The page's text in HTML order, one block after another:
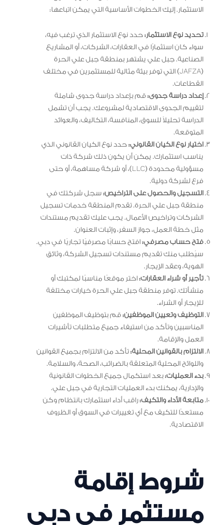
الاستثمار. إليك الخطوات الأساسية التي يمكن اتباعها:
تحديد نوع الاستثمار:حدد نوع الاستثمار الذي ترغب فيه،
سواء كان استثمارًا في العقارات، الشركات، أو المشاريع
الصناعية. جبل علي يشتهر بمنطقة جبل علي الحرة
(JAFZA) التي توفر بيئة مثالية للمستثمرين في مختلف
القطاعات.
إعداد دراسة جدوى:قم بإعداد دراسة جدوى شاملة
لتقييم الجدوى الاقتصادية لمشروعك. يجب أن تشمل
الدراسة تحليلاً للسوق، المنافسة، التكاليف، والعوائد
المتوقعة.
اختيار نوع الكيان القانوني:حدد نوع الكيان القانوني الذي
يناسب استثمارك. يمكن أن يكون ذلك شركة ذات
مسؤولية محدودة (LLC)، أو شركة مساهمة، أو حتى
فرع لشركة دولية.
التسجيل والحصول على التراخيص: سجل شركتك في
منطقة جبل علي الحرة. تقدم المنطقة خدمات تسجيل
الشركات وتراخيص الأعمال. يجب عليك تقديم مستندات
مثل خطة العمل، جواز السفر، وإثبات العنوان.
فتح حساب مصرفي:افتح حسابًا مصرفيًا تجاريًا في دبي.
سيُطلب منك تقديم مستندات تسجيل الشركة، وثائق
الهوية، وعقد الإيجار.
تأجير أو شراء العقارات:اختر موقعًا مناسبًا لمكتبك أو
منشأتك. توفر منطقة جبل علي الحرة خيارات مختلفة
للإيجار أو الشراء.
التوظيف وتعيين الموظفين:قم بتوظيف الموظفين
المناسبين وتأكد من استيفاء جميع متطلبات تأشيرات
العمل والإقامة.
الالتزام بالقوانين المحلية:تأكد من الالتزام بجميع القوانين
واللوائح المحلية المتعلقة بالضرائب، الصحة، والسلامة.
بدء العمليات:بعد استكمال جميع الخطوات القانونية
والإدارية، يمكنك بدء العمليات التجارية في جبل علي.
متابعة الأداء والتكيف:راقب أداء استثمارك بانتظام وكن
مستعدًا للتكيف مع أي تغييرات في السوق أو الظروف
الاقتصادية.
شروط إقامة
مستثمر في دبي